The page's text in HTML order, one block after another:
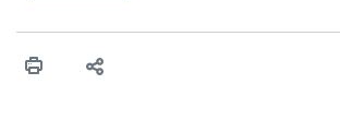
vonni az ebek viselkedésének